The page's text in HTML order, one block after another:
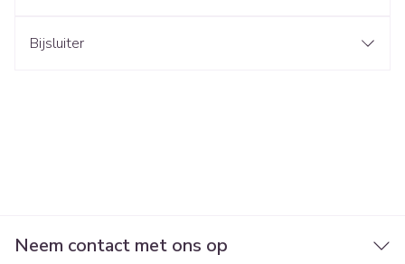
Bijsluiter
Neem contact met ons op